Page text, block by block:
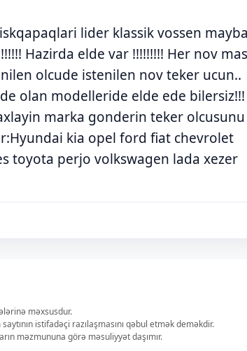
lider klassik vossen
Hazirda elde var !!!!!!!!! Her nov
olcude istenilen nov teker ucun..
olan modelleride elde ede bilersiz!!!
marka gonderin teker olcusunu
kia opel ford fiat chevrolet
toyota perjo volkswagen lada xezer
məxsusdur.
istifadəçi razılaşmasını qəbul etmək deməkdir.
məzmununa görə məsuliyyət daşımır.